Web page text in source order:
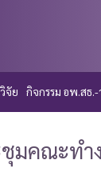
จัย กิจกรรม อพ.สธ.-
ชุมคณะท